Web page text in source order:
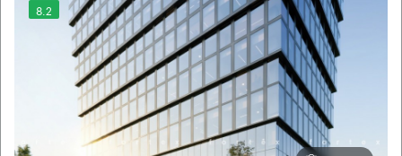
8.2